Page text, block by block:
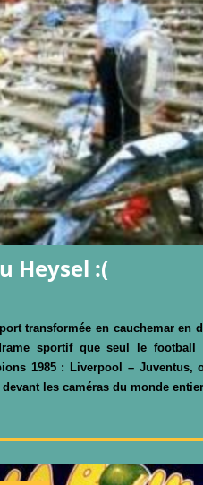
Heysel :(
transformée en cauchemaren
sportif que seul
le football
1985 :
Liverpool – Juventus,
les caméras du monde